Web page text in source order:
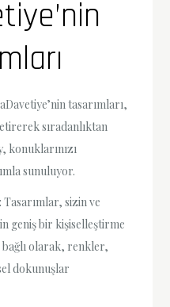
tasarımları,
sıradanlıktan
konuklarınızı
sunuluyor.
: Tasarımlar, sizin ve
geniş bir kişiselleştirme
bağlı olarak, renkler,
dokunuşlar